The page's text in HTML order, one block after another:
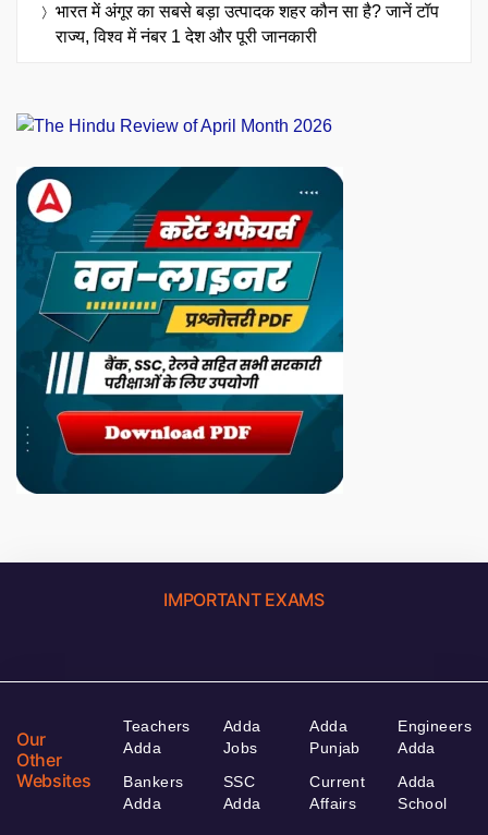
भारत में अंगूर का सबसे बड़ा उत्पादक शहर कौन सा है? जानें टॉप
राज्य, विश्व में नंबर 1 देश और पूरी जानकारी
IMPORTANT EXAMS
Our
Other
Websites
Teachers
Adda
Bankers
Adda
Adda
Jobs
SSC
Adda
Adda
Punjab
Current
Affairs
Engineers
Adda
Adda
School